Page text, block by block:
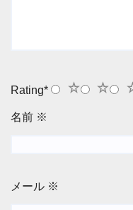
Rating* 3
2
1
名前 ※
メール ※